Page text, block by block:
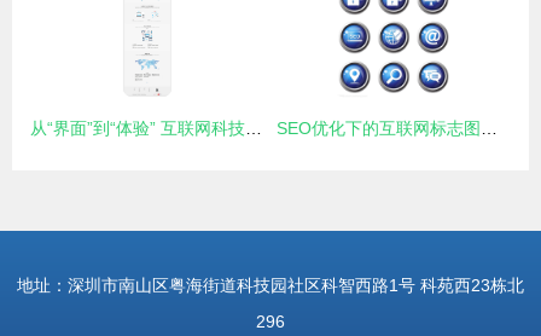
地址：深圳市南山区粤海街道科技园社区科智西路1号 科苑西23栋北
296